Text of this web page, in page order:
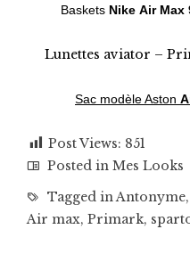
Baskets Nike Air Max
Lunettes aviator –
Sac modèle Aston
Post Views: 851
Posted in Mes Looks
Tagged inAntonyme
Air max, Primark,